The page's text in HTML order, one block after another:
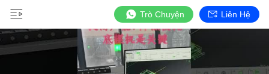
Trò Chuyện Liên Hệ